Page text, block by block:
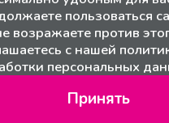
пользоваться
возражаете против
с нашей
персональных
Принять